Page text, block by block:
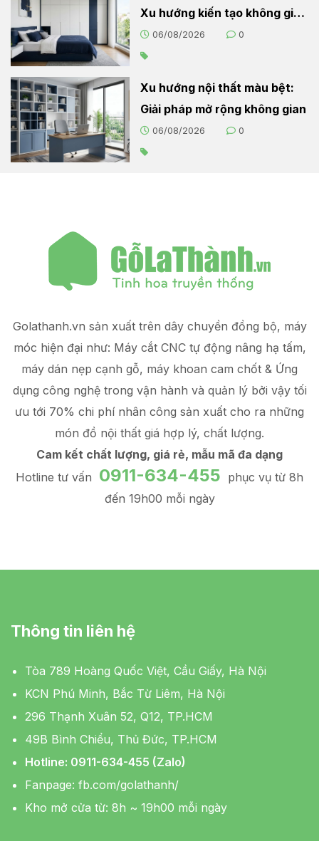
Xu hướng kiến tạo không gian
sống hiện đại
06/08/2026 0
Xu hướng nội thất màu bệt:
Giải pháp mở rộng không gian
06/08/2026 0
Golathanh.vn sản xuất trên dây chuyền đồng bộ, máy
móc hiện đại như: Máy cắt CNC tự động nâng hạ tấm,
máy dán nẹp cạnh gỗ, máy khoan cam chốt & Ứng
dụng công nghệ trong vận hành và quản lý bởi vậy tối
ưu tới 70% chi phí nhân công sản xuất cho ra những
món đồ nội thất giá hợp lý, chất lượng.
Cam kết chất lượng, giá rẻ, mẫu mã đa dạng
Hotline tư vấn 0911-634-455 phục vụ từ 8h
đến 19h00 mỗi ngày
Thông tin liên hệ
Tòa 789 Hoàng Quốc Việt, Cầu Giấy, Hà Nội
KCN Phú Minh, Bắc Từ Liêm, Hà Nội
296 Thạnh Xuân 52, Q12, TP.HCM
49B Bình Chiểu, Thủ Đức, TP.HCM
Hotline: 0911-634-455 (Zalo)
Fanpage: fb.com/golathanh/
Kho mở cửa từ: 8h ~ 19h00 mỗi ngày